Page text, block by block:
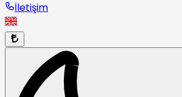
İletişim